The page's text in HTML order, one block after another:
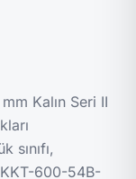
Kalın Seri II
sınıfı,
600-54B-